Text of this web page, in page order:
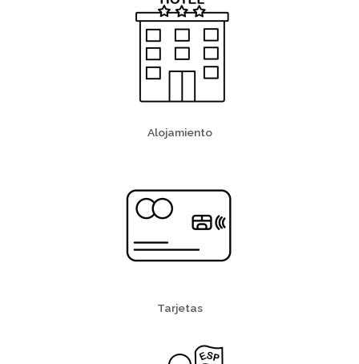
Alojamiento
Tarjetas